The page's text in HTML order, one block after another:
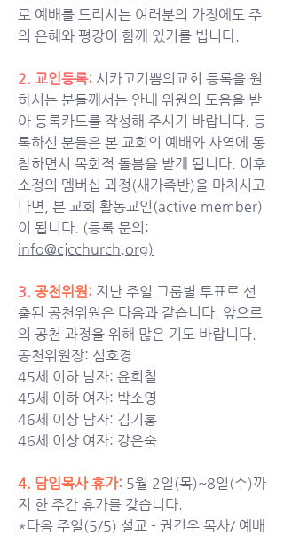
로 예배를 드리시는 여러분의 가정에도 주
의 은혜와 평강이 함께 있기를 빕니다.
2. 교인등록: 시카고기쁨의교회 등록을 원
하시는 분들께서는 안내 위원의 도움을 받
아 등록카드를 작성해 주시기 바랍니다. 등
록하신 분들은 본 교회의 예배와 사역에 동
참하면서 목회적 돌봄을 받게 됩니다. 이후
소정의 멤버십 과정(새가족반)을 마치시고
나면, 본 교회 활동교인(active member)
info@cjcchurch.org)
3. 공천위원: 지난 주일 그룹별 투표로 선
출된 공천위원은 다음과 같습니다. 앞으로
의 공천 과정을 위해 많은 기도 바랍니다.
공천위원장: 심호경
45세 이하 남자: 윤희철
45세 이하 여자: 박소영
46세 이상 남자: 김기홍
46세 이상 여자: 강은숙
4. 담임목사 휴가: 5월 2일(목)~8일(수)까
지 한 주간 휴가를 갖습니다.
*다음 주일(5/5) 설교 - 권건우 목사/ 예배